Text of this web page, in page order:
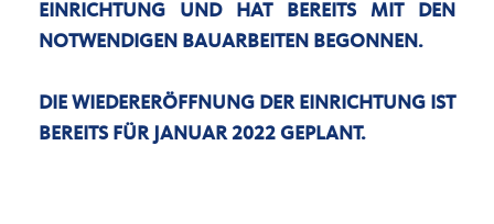
INRICHTUNG UND HAT BEREITS MIT DEN N
OTWENDIGEN BAUARBEITEN BEGONNEN.
DIE WIEDERERÖFFNUNG DER EINRICHTUNG IST
BEREITS FÜR JANUAR 2022 GEPLANT.